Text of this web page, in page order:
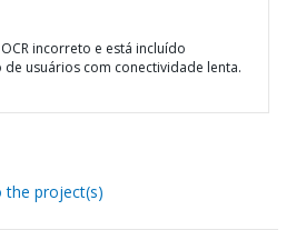
incorreto e está incluído
usuários com conectividade lenta.
the project(s)